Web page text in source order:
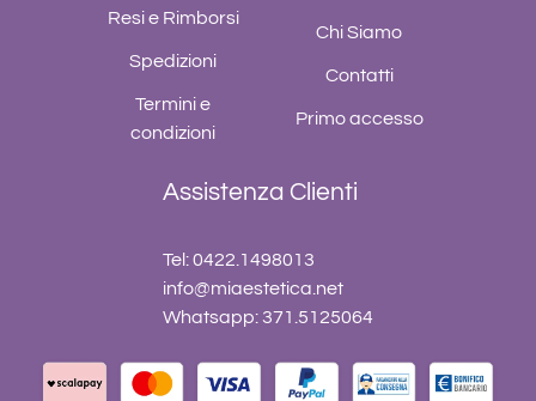
Resi e Rimborsi
Spedizioni
Termini e
condizioni
Chi Siamo
Contatti
Primo accesso
Assistenza Clienti
Tel: 0422.1498013
info@miaestetica.net
Whatsapp: 371.5125064